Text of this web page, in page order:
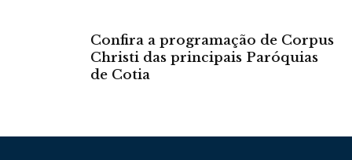
Confira a programação de Corpus
Christi das principais Paróquias
de Cotia